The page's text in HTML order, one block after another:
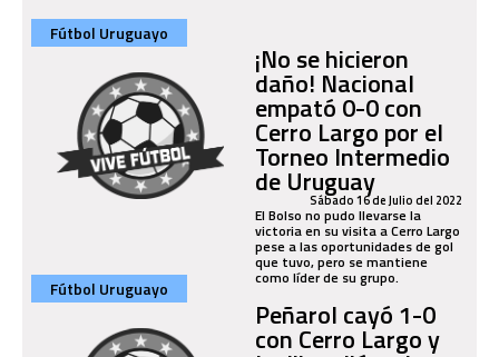
Fútbol Uruguayo
¡No se hicieron
daño! Nacional
empató 0-0 con
Cerro Largo por el
Torneo Intermedio
de Uruguay
Sábado 16 de Julio del 2022
El Bolso no pudo llevarse la
victoria en su visita a Cerro Largo
pese a las oportunidades de gol
que tuvo, pero se mantiene
como líder de su grupo.
Fútbol Uruguayo
Peñarol cayó 1-0
con Cerro Largo y